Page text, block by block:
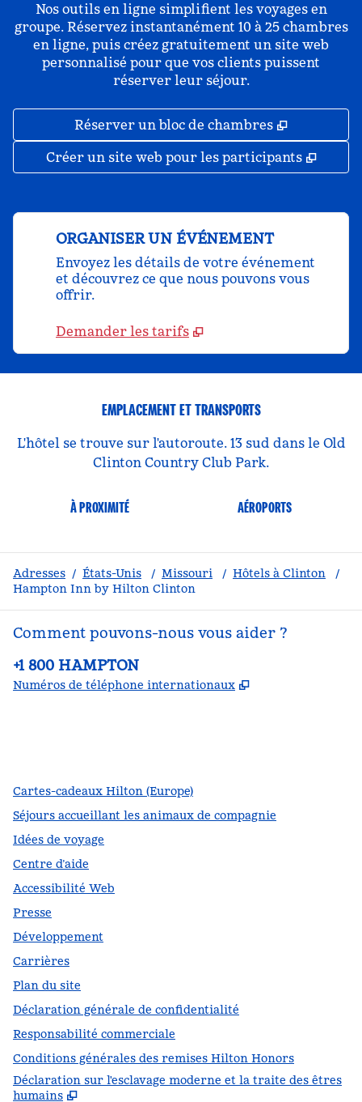
Nos outils en ligne simplifient les voyages en
groupe. Réservez instantanément 10 à 25 chambres
en ligne, puis créez gratuitement un site web
personnalisé pour que vos clients puissent
réserver leur séjour.
Réserver un bloc de chambres ,
Créer un site web pour les participants ,
ORGANISER UN ÉVÉNEMENT
Envoyez les détails de votre événement
et découvrez ce que nous pouvons vous
offrir.
Demander les tarifs
EMPLACEMENT ET TRANSPORTS
L'hôtel se trouve sur l'autoroute. 13 sud dans le Old
Clinton Country Club Park.
À PROXIMITÉ AÉROPORTS
Adresses / États-Unis / Missouri / Hôtels à Clinton
/
Hampton Inn by Hilton Clinton
Comment pouvons-nous vous aider ?
Téléphone :
+1 800 HAMPTON
Numéros de téléphone internationaux ,
Cartes-cadeaux Hilton (Europe)
Séjours accueillant les animaux de compagnie
Idées de voyage
Centre d’aide
Accessibilité Web
Presse
Développement
Carrières
Plan du site
Déclaration générale de confidentialité
Responsabilité commerciale
Conditions générales des remises Hilton Honors
Déclaration sur l'esclavage moderne et la traite des êtres
humains